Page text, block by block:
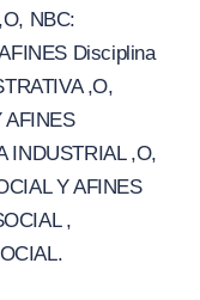
NBC:
Disciplina
,O,
AFINES
INDUSTRIAL ,O,
Y AFINES
,